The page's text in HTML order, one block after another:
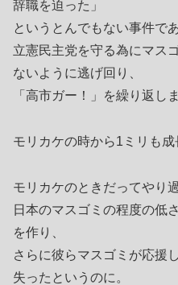
辞職を迫った」
というとんでもない事件で
立憲民主党を守る為にマス
ないように逃げ回り、
「高市ガー！」を繰り返し
モリカケの時から1ミリも成
モリカケのときだってやり
日本のマスゴミの程度の低
を作り、
さらに彼らマスゴミが応援
失ったというのに。